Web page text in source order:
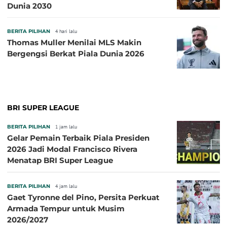
Dunia 2030
BERITA PILIHAN 4 hari lalu
Thomas Muller Menilai MLS Makin
Bergengsi Berkat Piala Dunia 2026
BRI SUPER LEAGUE
BERITA PILIHAN 1 jam lalu
Gelar Pemain Terbaik Piala Presiden
2026 Jadi Modal Francisco Rivera
Menatap BRI Super League
BERITA PILIHAN 4 jam lalu
Gaet Tyronne del Pino, Persita Perkuat
Armada Tempur untuk Musim
2026/2027